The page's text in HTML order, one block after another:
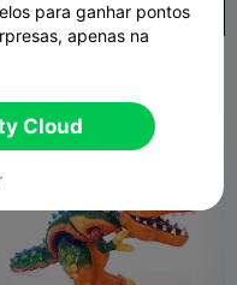
395
para ganhar pontos
apenas na
Cloud